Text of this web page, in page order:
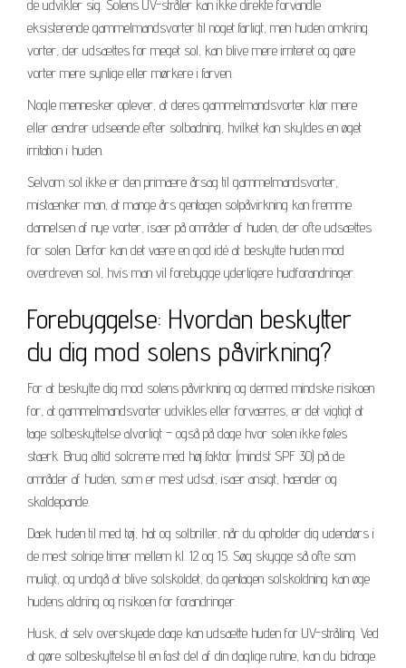
de udvikler sig. Solens UV-stråler kan ikke direkte forvandle
eksisterende gammelmandsvorter til noget farligt, men huden omkring
vorter, der udsættes for meget sol, kan blive mere irriteret og gøre
vorter mere synlige eller mørkere i farven.
Nogle mennesker oplever, at deres gammelmandsvorter klør mere
eller ændrer udseende efter solbadning, hvilket kan skyldes en øget
irritation i huden.
Selvom sol ikke er den primære årsag til gammelmandsvorter,
mistænker man, at mange års gentagen solpåvirkning kan fremme
dannelsen af nye vorter, især på områder af huden, der ofte udsættes
for solen. Derfor kan det være en god idé at beskytte huden mod
overdreven sol, hvis man vil forebygge yderligere hudforandringer.
Forebyggelse: Hvordan beskytter
du dig mod solens påvirkning?
For at beskytte dig mod solens påvirkning og dermed mindske risikoen
for, at gammelmandsvorter udvikles eller forværres, er det vigtigt at
tage solbeskyttelse alvorligt – også på dage hvor solen ikke føles
stærk. Brug altid solcreme med høj faktor (mindst SPF 30) på de
områder af huden, som er mest udsat, især ansigt, hænder og
skaldepande.
Dæk huden til med tøj, hat og solbriller, når du opholder dig udendørs i
de mest solrige timer mellem kl. 12 og 15. Søg skygge så ofte som
muligt, og undgå at blive solskoldet, da gentagen solskoldning kan øge
hudens aldring og risikoen for forandringer.
Husk, at selv overskyede dage kan udsætte huden for UV-stråling. Ved
at gøre solbeskyttelse til en fast del af din daglige rutine, kan du bidrage